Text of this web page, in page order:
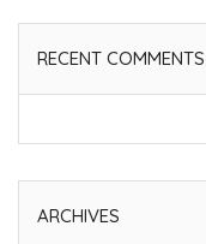
RECENT COMMENTS
ARCHIVES